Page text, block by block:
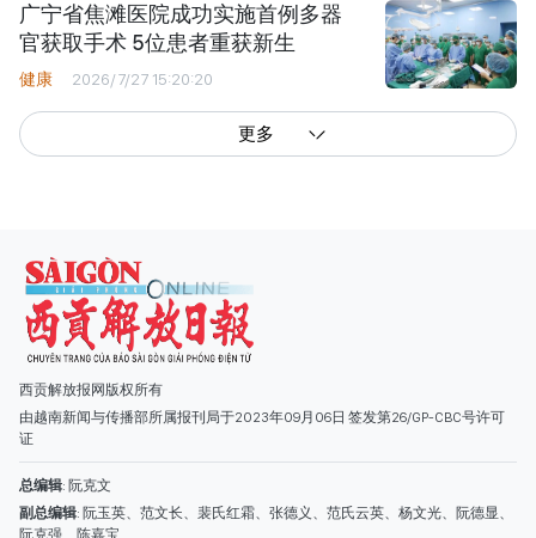
广宁省焦滩医院成功实施首例多器
官获取手术 5位患者重获新生
健康 2026/7/27 15:20:20
更多